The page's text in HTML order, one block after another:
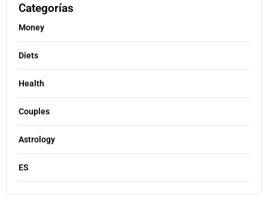
Categorías
Money
Diets
Health
Couples
Astrology
ES